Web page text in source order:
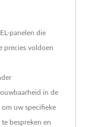
panelen die
precies voldoen
in de
uw specifieke
bespreken en